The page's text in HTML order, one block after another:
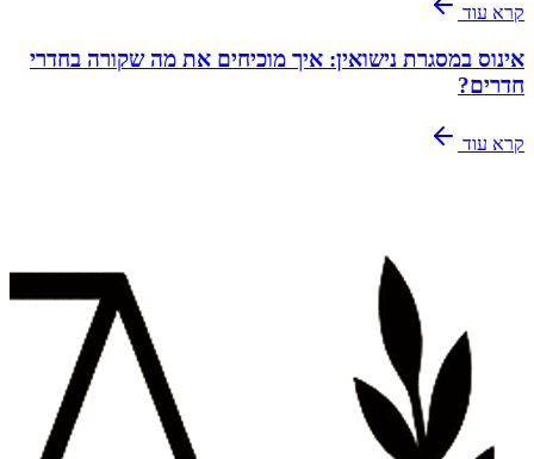
קרא עוד
אינוס במסגרת נישואין: איך מוכיחים את מה שקורה בחדרי
חדרים?
קרא עוד